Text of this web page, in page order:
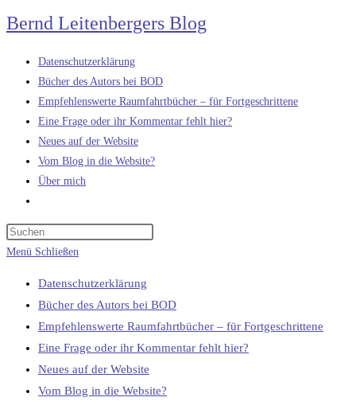
Zum
Inhalt
springen
Bernd Leitenbergers Blog
Datenschutzerklärung
Bücher des Autors bei BOD
Empfehlenswerte Raumfahrtbücher – für Fortgeschrittene
Eine Frage oder ihr Kommentar fehlt hier?
Neues auf der Website
Vom Blog in die Website?
Über mich
umschalten
Menü Schließen
Datenschutzerklärung
Bücher des Autors bei BOD
Empfehlenswerte Raumfahrtbücher – für Fortgeschrittene
Eine Frage oder ihr Kommentar fehlt hier?
Neues auf der Website
Vom Blog in die Website?